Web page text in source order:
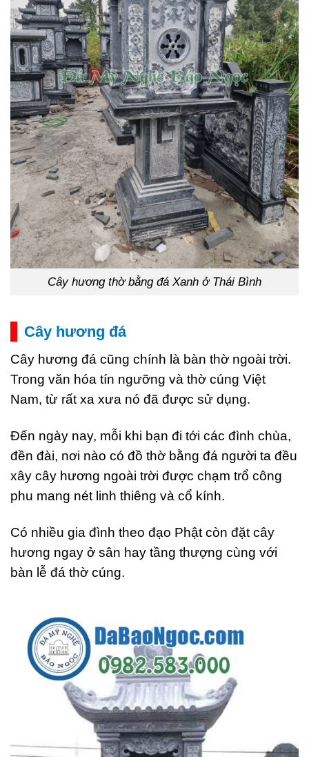
Cây hương thờ bằng đá Xanh ở Thái Bình
Cây hương đá
Cây hương đá cũng chính là bàn thờ ngoài trời.
Trong văn hóa tín ngưỡng và thờ cúng Việt
Nam, từ rất xa xưa nó đã được sử dụng.
Đến ngày nay, mỗi khi bạn đi tới các đình chùa,
đền đài, nơi nào có đồ thờ bằng đá người ta đều
xây cây hương ngoài trời được chạm trổ công
phu mang nét linh thiêng và cổ kính.
Có nhiều gia đình theo đạo Phật còn đặt cây
hương ngay ở sân hay tầng thượng cùng với
bàn lễ đá thờ cúng.